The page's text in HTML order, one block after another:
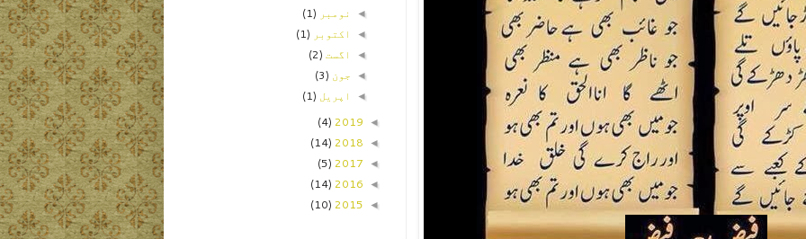
◄ نومبر (1)
◄ اکتوبر (1)
◄ اگست (2)
◄ جون (3)
◄ اپریل (1)
◄
2019
(4)
◄
2018
(14)
◄
2017
(5)
◄
2016
(14)
◄
2015
(10)